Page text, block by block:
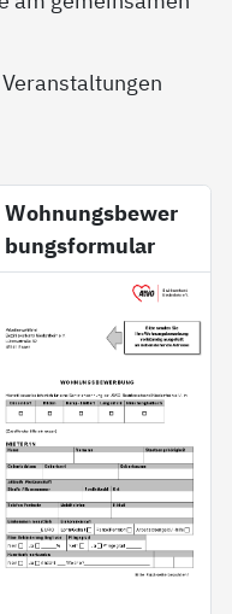
Wohnungsbewer
bungsformular